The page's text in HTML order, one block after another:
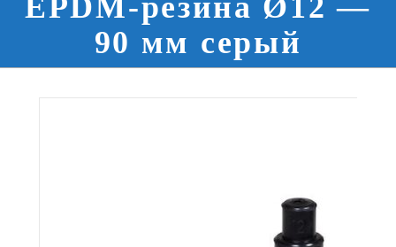
EPDM-резина Ø12 —
90 мм серый